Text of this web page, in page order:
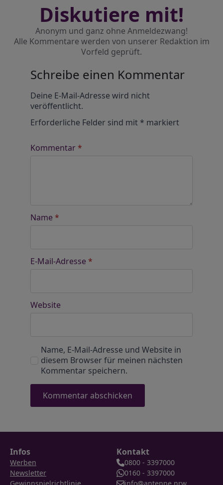
Diskutiere mit!
Anonym und ganz ohne Anmeldezwang!
Alle Kommentare werden von unserer Redaktion im
Vorfeld geprüft.
Schreibe einen Kommentar
Deine E-Mail-Adresse wird nicht
veröffentlicht.
Erforderliche Felder sind mit* markiert
Kommentar*
Name *
E-Mail-Adresse *
Website
Name, E-Mail-Adresse und Website in
diesem Browser für meinen nächsten
Kommentar speichern.
Infos
Werben
Newsletter
Kontakt
0800 - 3397000
0160 - 3397000